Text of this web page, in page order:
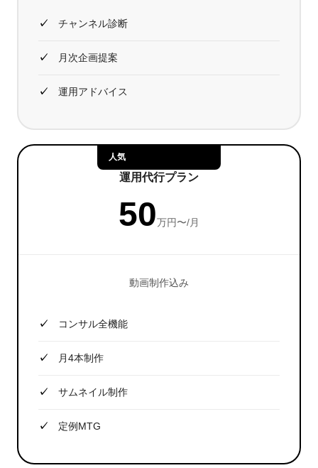
チャンネル診断
月次企画提案
運用アドバイス
人気
運用代行プラン
50万円〜/月
動画制作込み
コンサル全機能
月4本制作
サムネイル制作
定例MTG